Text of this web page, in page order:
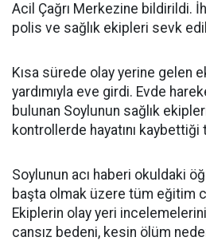
Acil Çağrı Merkezine bildirildi.
polis ve sağlık ekipleri sevk
Kısa sürede olay yerine gelen
yardımıyla eve girdi. Evde
bulunan Soylunun sağlık
kontrollerde hayatını
Soylunun acı haberi okuldaki
başta olmak üzere tüm eğitim
Ekiplerin olay yeri
cansız bedeni, kesin ölüm